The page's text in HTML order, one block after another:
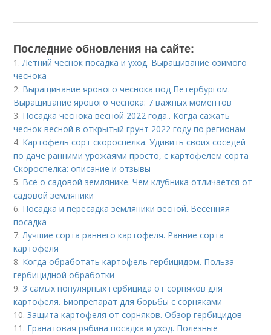
Последние обновления на сайте:
1.Летний чеснок посадка и уход. Выращивание озимого
чеснока
2. Выращивание ярового чеснока под Петербургом.
Выращивание ярового чеснока: 7 важных моментов
3. Посадка чеснока весной 2022 года.. Когда сажать
чеснок весной в открытый грунт 2022 году по регионам
4. Картофель сорт скороспелка. Удивить своих соседей
по даче ранними урожаями просто, с картофелем сорта
Скороспелка: описание и отзывы
5. Всё о садовой землянике. Чем клубника отличается от
садовой земляники
6. Посадка и пересадка земляники весной. Весенняя
посадка
7.Лучшие сорта раннего картофеля. Ранние сорта
картофеля
8. Когда обработать картофель гербицидом. Польза
гербицидной обработки
9. 3 самых популярных гербицида от сорняков для
картофеля. Биопрепарат для борьбы с сорняками
10.Защита картофеля от сорняков. Обзор гербицидов
11. Гранатовая рябина посадка и уход. Полезные